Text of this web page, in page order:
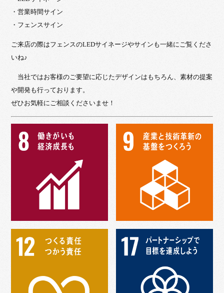
・営業時間サイン
・フェンスサイン
ご来店の際はフェンスのLEDサイネージやサインも一緒にご覧くださ
いね♪
当社ではお客様のご要望に応じたデザインはもちろん、素材の提案
や開発も行っております。
ぜひお気軽にご相談くださいませ！